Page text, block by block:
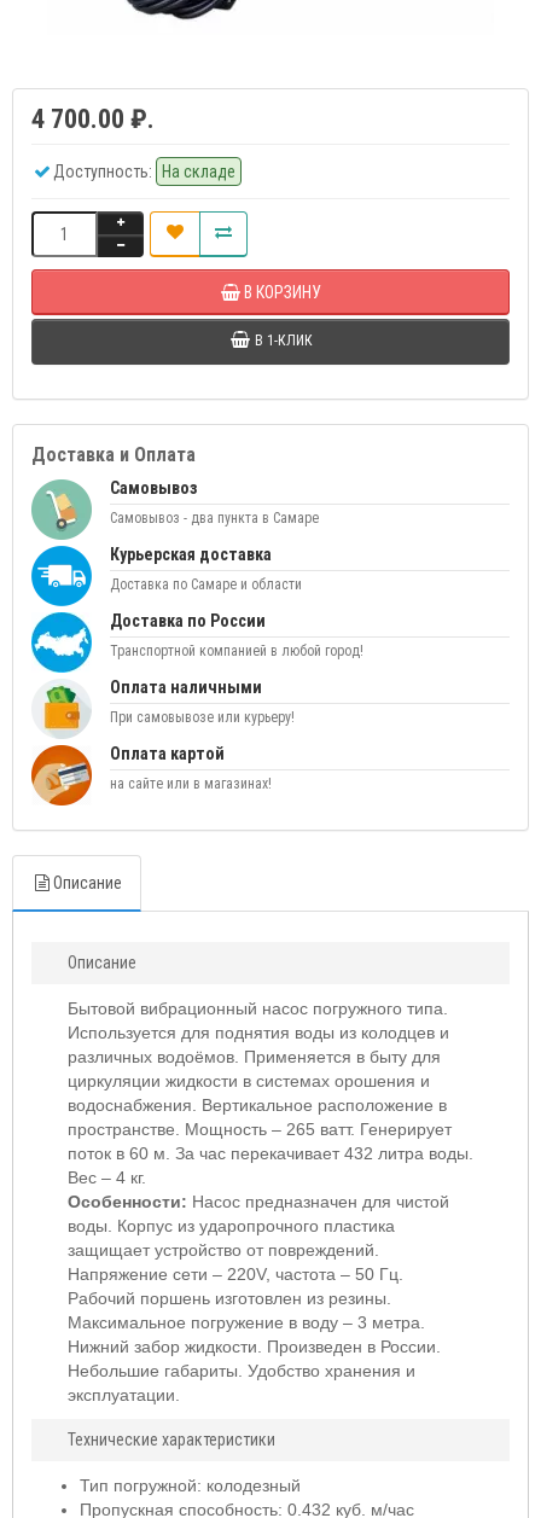
4 700.00 ₽.
Доступность: На складе
В КОРЗИНУ
В 1-КЛИК
Доставка и Оплата
Самовывоз
Самовывоз - два пункта в Самаре
Курьерская доставка
Доставка по Самаре и области
Доставка по России
Транспортной компанией в любой город!
Оплата наличными
При самовывозе или курьеру!
Оплата картой
на сайте или в магазинах!
Описание
Описание
Бытовой вибрационный насос погружного типа.
Используется для поднятия воды из колодцев и
различных водоёмов. Применяется в быту для
циркуляции жидкости в системах орошения и
водоснабжения. Вертикальное расположение в
пространстве. Мощность – 265 ватт. Генерирует
поток в 60 м. За час перекачивает 432 литра воды.
Вес – 4 кг.
Особенности: Насос предназначен для чистой
воды. Корпус из ударопрочного пластика
защищает устройство от повреждений.
Напряжение сети – 220V, частота – 50 Гц.
Рабочий поршень изготовлен из резины.
Максимальное погружение в воду – 3 метра.
Нижний забор жидкости. Произведен в России.
Небольшие габариты. Удобство хранения и
эксплуатации.
Технические характеристики
Тип погружной: колодезный
Пропускная способность: 0.432 куб. м/час